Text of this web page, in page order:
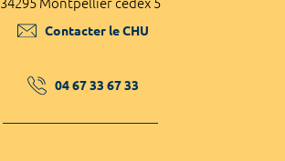
Contacter le CHU
04 67 33 67 33